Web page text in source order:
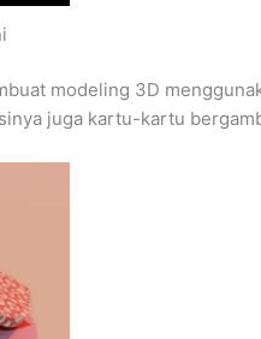
modeling 3D
juga kartu-kartu